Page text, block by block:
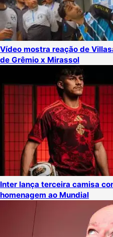
Vídeo mostra reação de
de Grêmio x Mirassol
Inter lança terceira camisa
homenagem ao Mundial